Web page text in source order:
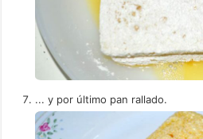
... y por último pan rallado.